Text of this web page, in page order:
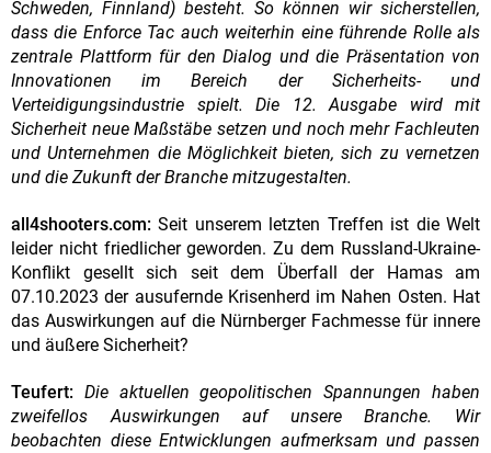
Schweden, Finnland) besteht. So können wir sicherstellen,
dass die Enforce Tac auch weiterhin eine führende Rolle als
zentrale Plattform für den Dialog und die Präsentation von
Innovationen im Bereich der Sicherheits- und
Verteidigungsindustrie spielt. Die 12. Ausgabe wird mit
Sicherheit neue Maßstäbe setzen und noch mehr Fachleuten
und Unternehmen die Möglichkeit bieten, sich zu vernetzen
und die Zukunft der Branche mitzugestalten.
all4shooters.com: Seit unserem letzten Treffen ist die Welt
leider nicht friedlicher geworden. Zu dem Russland-Ukraine-
Konflikt gesellt sich seit dem Überfall der Hamas am
07.10.2023 der ausufernde Krisenherd im Nahen Osten. Hat
das Auswirkungen auf die Nürnberger Fachmesse für innere
und äußere Sicherheit?
Teufert: Die aktuellen geopolitischen Spannungen haben
zweifellos Auswirkungen auf unsere Branche. Wir
beobachten diese Entwicklungen aufmerksam und passen